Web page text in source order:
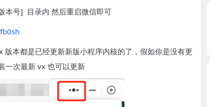
本号] 目录内 然后重启微信即可
版本都是已经更新新版小程序内核的了，假如你是没有更
一次最新 vx 也可以更新